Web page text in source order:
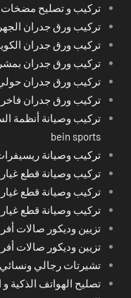
تركيب و تصليح مضخات
تركيب ورق جدران
تركيب ورق جدران
تركيب ورق جدران
تركيب ورق جدران
تركيب ورق جدران فاخر
تركيب وصيانة أنظمة
bein sports
تركيب وصيانة
تركيب وصيانة قطع
تركيب وصيانة قطع
تركيب وصيانة قطع
تزيين وديكور صالات
تزيين وديكور صالات
تشيرتات رجالي ونسائي
تصليح الهواتف الذكية